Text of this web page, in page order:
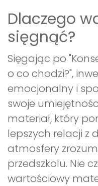
Dlaczego
sięgnąć?
Sięgając po
o co chodzi?",
emocjonalny i
swoje
materiał, który
lepszych relacji z
atmosfery
przedszkolu. Nie
wartościowy